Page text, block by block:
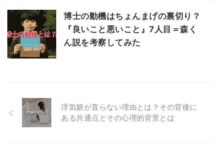
博士の動機はちょんまげの裏切り？
『良いこと悪いこと』7人目＝森く
ん説を考察してみた
浮気癖が直らない理由とは？その背後に
ある共通点とその心理的背景とは